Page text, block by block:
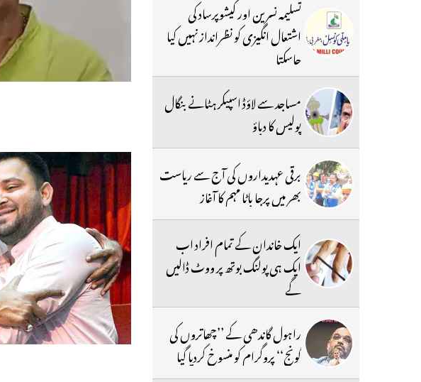
تسلیمہ نسرین اور کیشوپرساد کی
اشتعال انگیزی کو نظرانداز نہیں کیا
جاسکتا
مساجد سے لاؤڈ اسپیکر ہٹانے بنگال
پولیس کا دباؤ
برقی عہدیداروں کی آج سے ریاست
بھر میں پرجا باٹا مہم کا آغاز
ایک خاندان کے تمام افراد اب
ایک ہی پولنگ بوتھ پر ووٹ ڈالیں
گے
راہول گاندھی کے ’’چھاتروں کی
گونج‘‘ پروگرام کو منسوخ کردیا گیا